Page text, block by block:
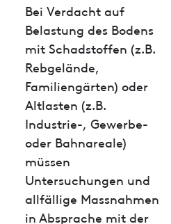
Bei Verdacht auf
Belastung des Bodens
mit Schadstoffen (z.B.
Rebgelände,
Familiengärten) oder
Altlasten (z.B.
Industrie-, Gewerbe-
oder Bahnareale)
müssen
Untersuchungen und
allfällige Massnahmen
in Absprache mit der